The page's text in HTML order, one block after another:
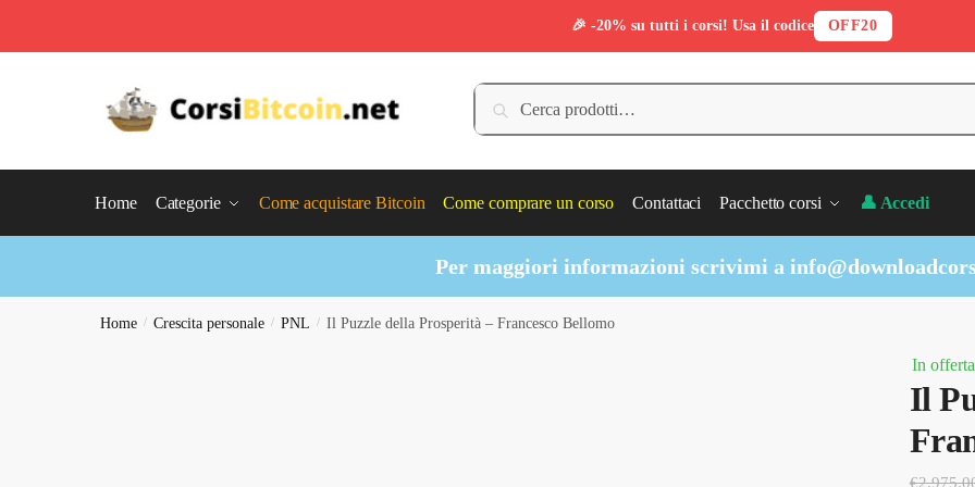
Cerca:
Cerca
Home Categorie Come acquistare Bitcoin Come comprare un corso Contattaci Pacchetto corsi 👤 Accedi
Per maggiori informazioni scrivimi a
Home / Crescita personale / PNL / Il Puzzle della Prosperità – Francesco Bellomo
In
Il
€
🎉 -20% su tutti i corsi! Usa il codice OFF20